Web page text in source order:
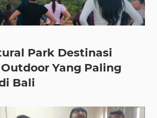
Park Destinasi
Yang Paling
Bali